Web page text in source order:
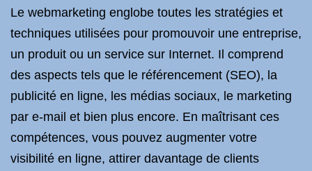
Le webmarketing englobe toutes les stratégies et
techniques utilisées pour promouvoir une entreprise,
un produit ou un service sur Internet. Il comprend
des aspects tels que le référencement (SEO), la
publicité en ligne, les médias sociaux, le marketing
par e-mail et bien plus encore. En maîtrisant ces
compétences, vous pouvez augmenter votre
visibilité en ligne, attirer davantage de clients